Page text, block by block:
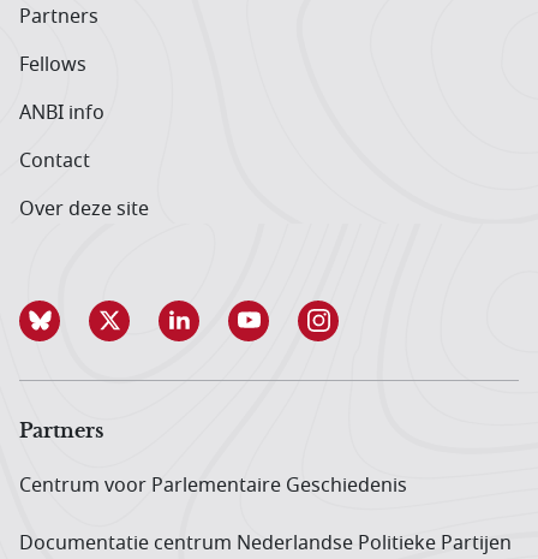
Partners
Fellows
ANBI info
Contact
Over deze site
Partners
Centrum voor Parlementaire Geschiedenis
Documentatie centrum Neder­landse Politieke Partijen